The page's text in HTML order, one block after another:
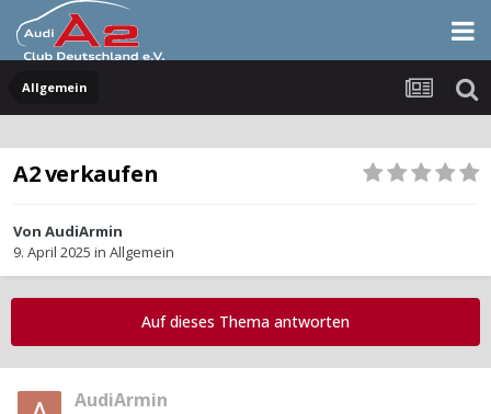
Allgemein
A2 verkaufen
Von AudiArmin
9. April 2025 in Allgemein
Auf dieses Thema antworten
AudiArmin